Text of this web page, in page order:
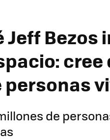
Jeff Bezos
cree
personas
de